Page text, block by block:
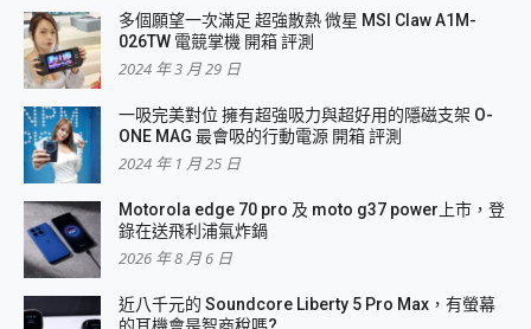
多個願望一次滿足 超強散熱 微星 MSI Claw A1M-
026TW 電競掌機 開箱 評測
2024 年 3 月 29 日
一吸完美對位 擁有超強吸力與超好用的隱磁支架 O-
ONE MAG 最會吸的行動電源 開箱 評測
2024 年 1 月 25 日
Motorola edge 70 pro 及 moto g37 power上市，登
錄在送飛利浦氣炸鍋
2026 年 8 月 6 日
近八千元的 Soundcore Liberty 5 Pro Max，有螢幕